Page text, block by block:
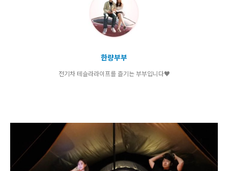
한량부부
전기차 테슬라라이프를 즐기는 부부입니다♥︎